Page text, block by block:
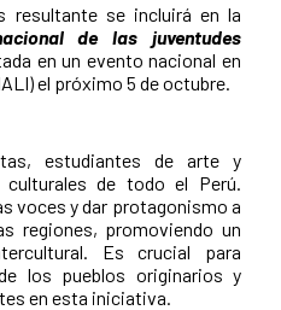
resultante se incluirá en la
de las juventudes
en un evento nacional en
el próximo 5 de octubre.
estudiantes de arte y
de todo el Perú.
voces y dar protagonismo a
regiones, promoviendo un
Es crucial para
los pueblos originarios y
en esta iniciativa.